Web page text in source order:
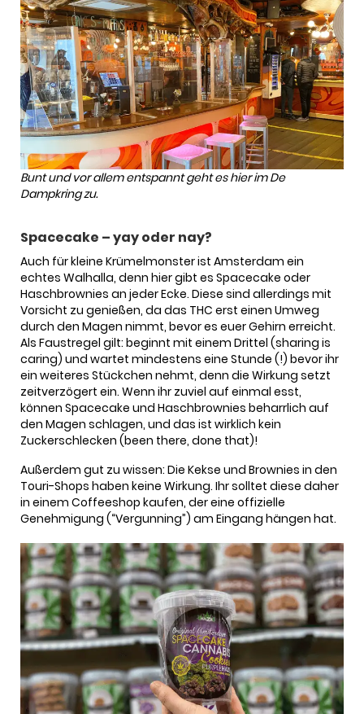
Bunt und vor allem entspannt geht es hier im De
Dampkring zu.
Spacecake – yay oder nay?
Auch für kleine Krümelmonster ist Amsterdam ein
echtes Walhalla, denn hier gibt es Spacecake oder
Haschbrownies an jeder Ecke. Diese sind allerdings mit
Vorsicht zu genießen, da das THC erst einen Umweg
durch den Magen nimmt, bevor es euer Gehirn erreicht.
Als Faustregel gilt: beginnt mit einem Drittel (sharing is
caring) und wartet mindestens eine Stunde (!) bevor ihr
ein weiteres Stückchen nehmt, denn die Wirkung setzt
zeitverzögert ein. Wenn ihr zuviel auf einmal esst,
können Spacecake und Haschbrownies beharrlich auf
den Magen schlagen, und das ist wirklich kein
Zuckerschlecken (been there, done that)!
Außerdem gut zu wissen: Die Kekse und Brownies in den
Touri-Shops haben keine Wirkung. Ihr solltet diese daher
in einem Coffeeshop kaufen, der eine offizielle
Genehmigung (“Vergunning”) am Eingang hängen hat.